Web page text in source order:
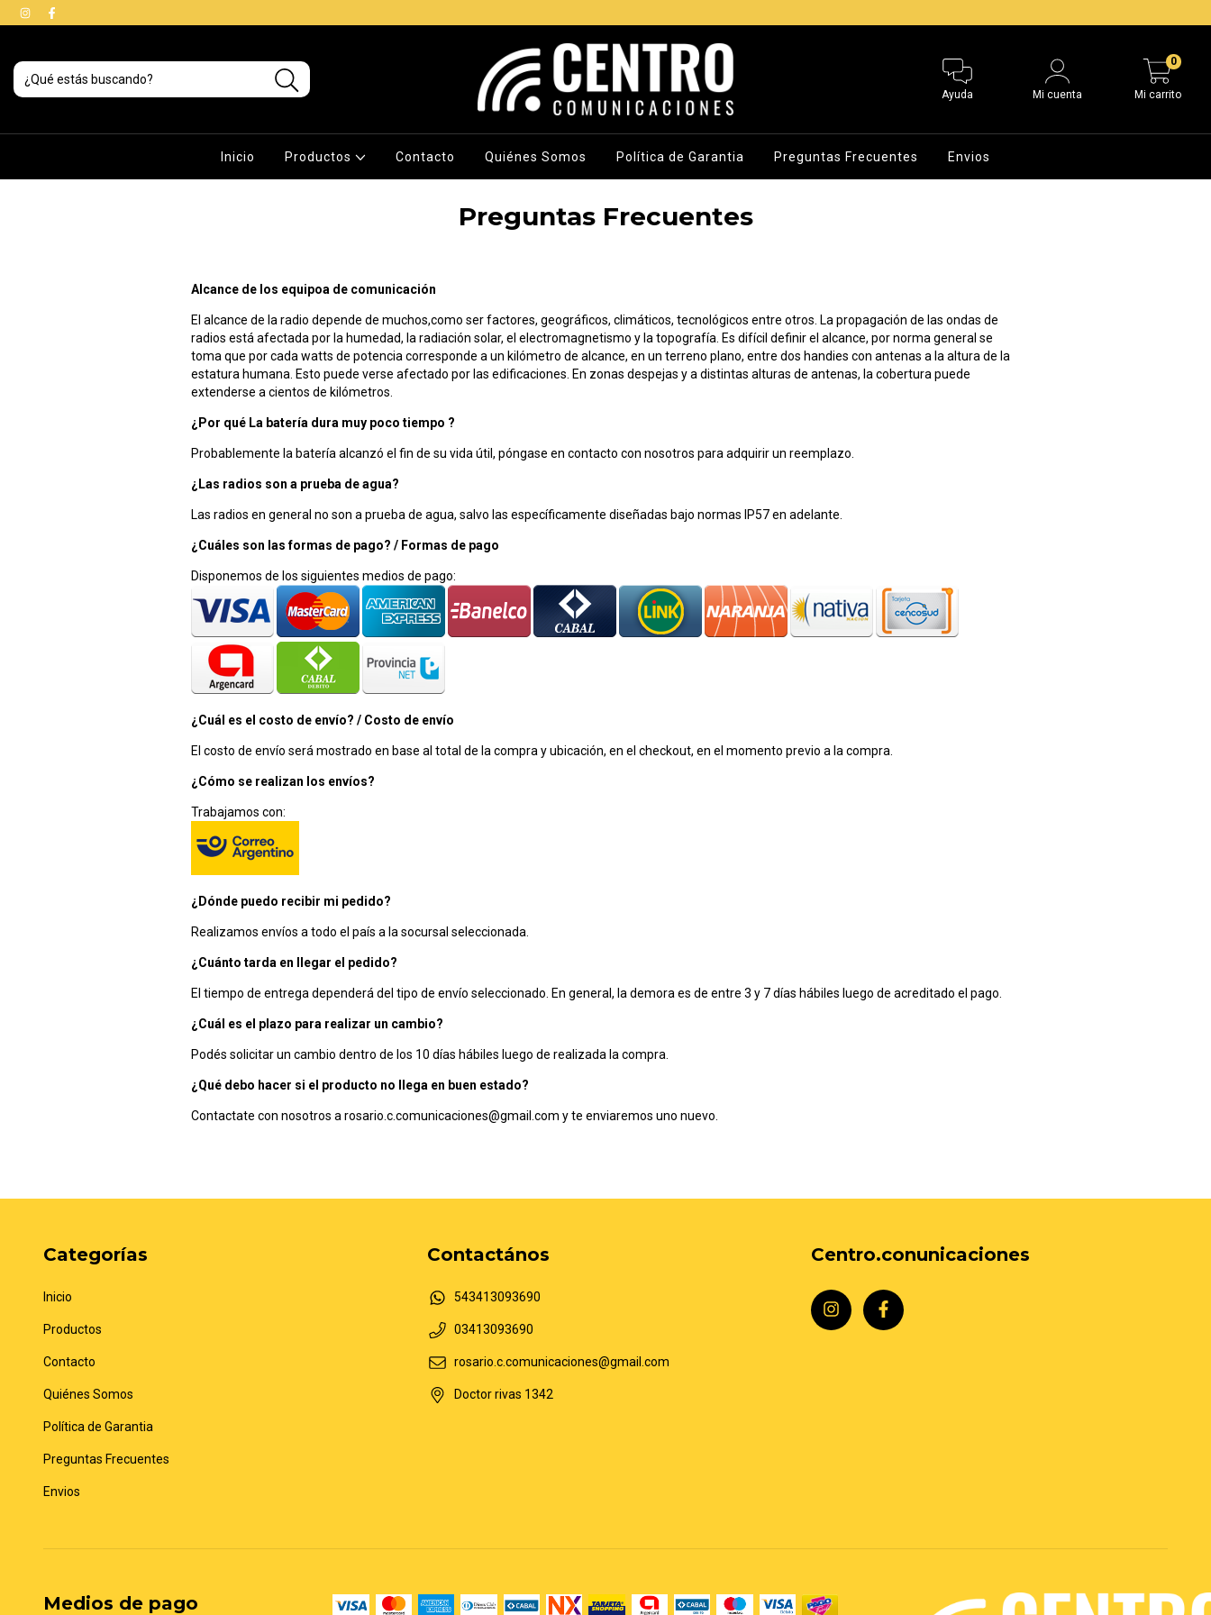
Ayuda Mi cuenta Mi carrito
0
Inicio Productos Contacto Quiénes Somos Política de Garantia Preguntas Frecuentes Envios
Preguntas Frecuentes
Alcance de los equipoa de comunicación
El alcance de la radio depende de muchos,como ser factores, geográficos, climáticos, tecnológicos entre otros. La propagación de las ondas de
radios está afectada por la humedad, la radiación solar, el electromagnetismo y la topografía. Es difícil definir el alcance, por norma general se
toma que por cada watts de potencia corresponde a un kilómetro de alcance, en un terreno plano, entre dos handies con antenas a la altura de la
estatura humana. Esto puede verse afectado por las edificaciones. En zonas despejas y a distintas alturas de antenas, la cobertura puede
extenderse a cientos de kilómetros.
¿Por qué La batería dura muy poco tiempo ?
Probablemente la batería alcanzó el fin de su vida útil, póngase en contacto con nosotros para adquirir un reemplazo.
¿Las radios son a prueba de agua?
Las radios en general no son a prueba de agua, salvo las específicamente diseñadas bajo normas IP57 en adelante.
¿Cuáles son las formas de pago? / Formas de pago
Disponemos de los siguientes medios de pago:
¿Cuál es el costo de envío? / Costo de envío
El costo de envío será mostrado en base al total de la compra y ubicación, en el checkout, en el momento previo a la compra.
¿Cómo se realizan los envíos?
Trabajamos con:
¿Dónde puedo recibir mi pedido?
Realizamos envíos a todo el país a la socursal seleccionada.
¿Cuánto tarda en llegar el pedido?
El tiempo de entrega dependerá del tipo de envío seleccionado. En general, la demora es de entre 3 y 7 días hábiles luego de acreditado el pago.
¿Cuál es el plazo para realizar un cambio?
Podés solicitar un cambio dentro de los 10 días hábiles luego de realizada la compra.
¿Qué debo hacer si el producto no llega en buen estado?
Contactate con nosotros a rosario.c.comunicaciones@gmail.com y te enviaremos uno nuevo.
Categorías
Inicio
Productos
Contacto
Quiénes Somos
Política de Garantia
Preguntas Frecuentes
Envios
Contactános
543413093690
03413093690
rosario.c.comunicaciones@gmail.com
Doctor rivas 1342
Centro.conunicaciones
Medios de pago